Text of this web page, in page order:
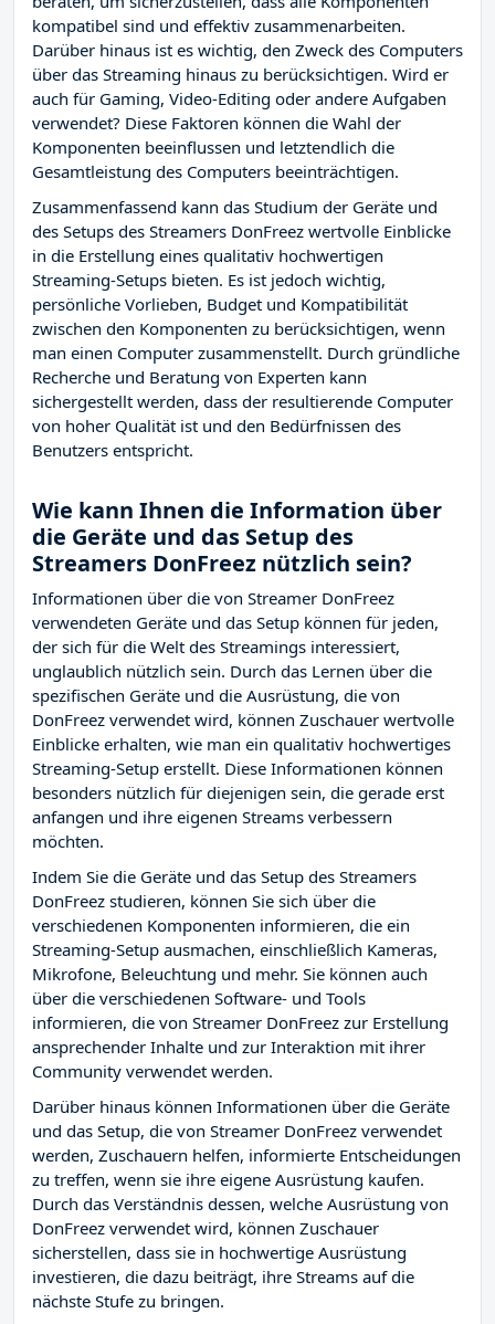
kompatibel sind und effektiv zusammenarbeiten.
Darüber hinaus ist es wichtig, den Zweck des Computers
über das Streaming hinaus zu berücksichtigen. Wird er
auch für Gaming, Video-Editing oder andere Aufgaben
verwendet? Diese Faktoren können die Wahl der
Komponenten beeinflussen und letztendlich die
Gesamtleistung des Computers beeinträchtigen.
Zusammenfassend kann das Studium der Geräte und
des Setups des Streamers DonFreez wertvolle Einblicke
in die Erstellung eines qualitativ hochwertigen
Streaming-Setups bieten. Es ist jedoch wichtig,
persönliche Vorlieben, Budget und Kompatibilität
zwischen den Komponenten zu berücksichtigen, wenn
man einen Computer zusammenstellt. Durch gründliche
Recherche und Beratung von Experten kann
sichergestellt werden, dass der resultierende Computer
von hoher Qualität ist und den Bedürfnissen des
Benutzers entspricht.
Wie kann Ihnen die Information über
die Geräte und das Setup des
Streamers DonFreez nützlich sein?
Informationen über die von Streamer DonFreez
verwendeten Geräte und das Setup können für jeden,
der sich für die Welt des Streamings interessiert,
unglaublich nützlich sein. Durch das Lernen über die
spezifischen Geräte und die Ausrüstung, die von
DonFreez verwendet wird, können Zuschauer wertvolle
Einblicke erhalten, wie man ein qualitativ hochwertiges
Streaming-Setup erstellt. Diese Informationen können
besonders nützlich für diejenigen sein, die gerade erst
anfangen und ihre eigenen Streams verbessern
möchten.
Indem Sie die Geräte und das Setup des Streamers
DonFreez studieren, können Sie sich über die
verschiedenen Komponenten informieren, die ein
Streaming-Setup ausmachen, einschließlich Kameras,
Mikrofone, Beleuchtung und mehr. Sie können auch
über die verschiedenen Software- und Tools
informieren, die von Streamer DonFreez zur Erstellung
ansprechender Inhalte und zur Interaktion mit ihrer
Community verwendet werden.
Darüber hinaus können Informationen über die Geräte
und das Setup, die von Streamer DonFreez verwendet
werden, Zuschauern helfen, informierte Entscheidungen
zu treffen, wenn sie ihre eigene Ausrüstung kaufen.
Durch das Verständnis dessen, welche Ausrüstung von
DonFreez verwendet wird, können Zuschauer
sicherstellen, dass sie in hochwertige Ausrüstung
investieren, die dazu beiträgt, ihre Streams auf die
nächste Stufe zu bringen.